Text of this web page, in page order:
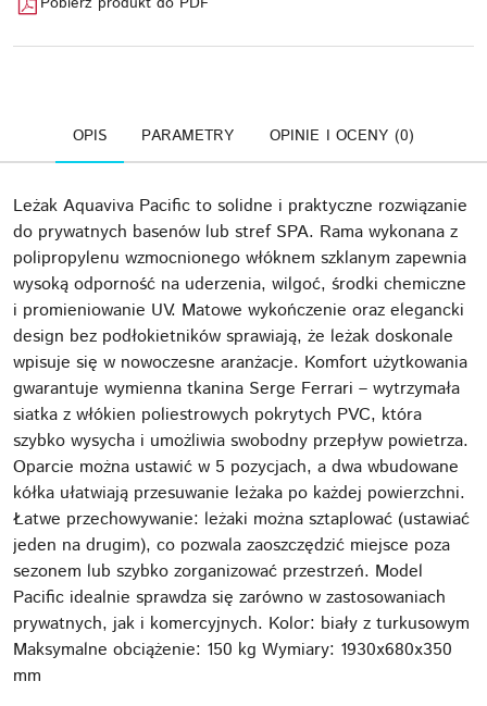
OPIS PARAMETRY OPINIE I OCENY (0)
Leżak Aquaviva Pacific to solidne i praktyczne rozwiązanie
do prywatnych basenów lub stref SPA. Rama wykonana z
polipropylenu wzmocnionego włóknem szklanym zapewnia
wysoką odporność na uderzenia, wilgoć, środki chemiczne
i promieniowanie UV. Matowe wykończenie oraz elegancki
design bez podłokietników sprawiają, że leżak doskonale
wpisuje się w nowoczesne aranżacje. Komfort użytkowania
gwarantuje wymienna tkanina Serge Ferrari – wytrzymała
siatka z włókien poliestrowych pokrytych PVC, która
szybko wysycha i umożliwia swobodny przepływ powietrza.
Oparcie można ustawić w 5 pozycjach, a dwa wbudowane
kółka ułatwiają przesuwanie leżaka po każdej powierzchni.
Łatwe przechowywanie: leżaki można sztaplować (ustawiać
jeden na drugim), co pozwala zaoszczędzić miejsce poza
sezonem lub szybko zorganizować przestrzeń. Model
Pacific idealnie sprawdza się zarówno w zastosowaniach
prywatnych, jak i komercyjnych. Kolor: biały z turkusowym
Maksymalne obciążenie: 150 kg Wymiary: 1930x680x350
mm